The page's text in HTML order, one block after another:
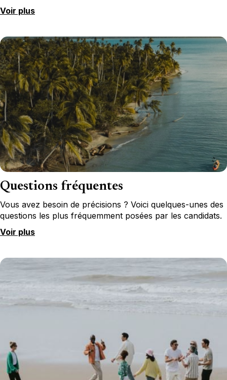
Voir plus
Questions fréquentes
Vous avez besoin de précisions ? Voici quelques-unes des
questions les plus fréquemment posées par les candidats.
Voir plus